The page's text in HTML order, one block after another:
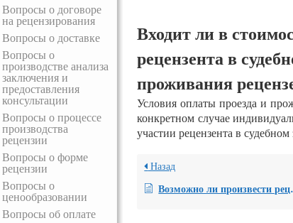
Вопросы о договоре
на рецензирования
Вопросы о доставке
Вопросы о
производстве анализа
заключения и
предоставления
консультации
Вопросы о процессе
производства
рецензии
Вопросы о форме
рецензии
Вопросы о
ценообразовании
Вопросы об оплате
Входит ли в
рецензента в
проживания
Условия оплаты проезда и
конкретном случае
участии рецензента в
Назад
Возможно ли произвести рецензию только на один из поставленных в заключении вопросов? Повлияет ли это на стоимость рецензии?